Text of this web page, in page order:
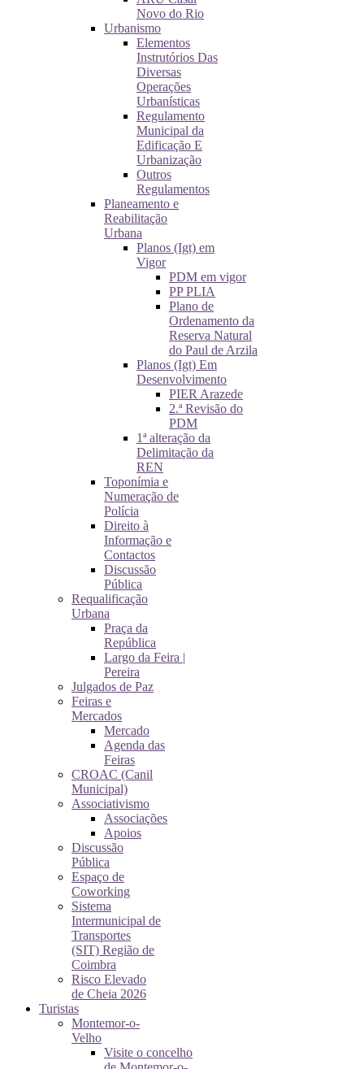
Novo do Rio
Urbanismo
Elementos
Instrutórios Das
Diversas
Operações
Urbanísticas
Regulamento
Municipal da
Edificação E
Urbanização
Outros
Regulamentos
Planeamento e
Reabilitação
Urbana
Planos (Igt) em
Vigor
PDM em vigor
PP PLIA
Plano de
Ordenamento da
Reserva Natural
do Paul de Arzila
Planos (Igt) Em
Desenvolvimento
PIER Arazede
2.ª Revisão do
PDM
1ª alteração da
Delimitação da
REN
Toponímia e
Numeração de
Polícia
Direito à
Informação e
Contactos
Discussão
Pública
Requalificação
Urbana
Praça da
República
Largo da Feira |
Pereira
Julgados de Paz
Feiras e
Mercados
Mercado
Agenda das
Feiras
CROAC (Canil
Municipal)
Associativismo
Associações
Apoios
Discussão
Pública
Espaço de
Coworking
Sistema
Intermunicipal de
Transportes
(SIT) Região de
Coimbra
Risco Elevado
de Cheia 2026
Turistas
Montemor-o-
Velho
Visite o concelho